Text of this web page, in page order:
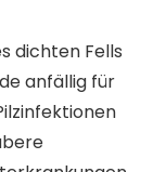
dichten Fells
anfällig für